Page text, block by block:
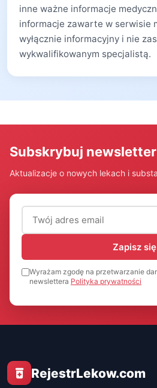
inne ważne informacje
informacje zawarte w serwisie
wyłącznie informacyjny i nie
wykwalifikowanym specjalistą.
Subskrybuj newsletter
Aktualizacje o nowych lekach i
Adres email (wymagany)
Zapisz się
Wyrażam zgodę na przetwarzanie
newslettera Polityka prywatności
RejestrLekow.com